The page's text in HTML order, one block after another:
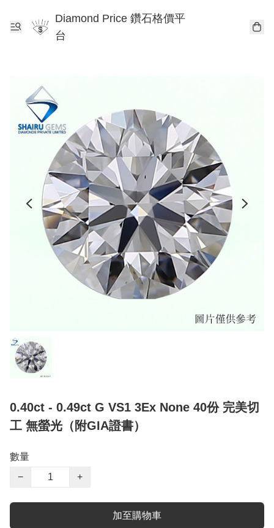
Diamond Price 鑽石格價平
台
0.40ct - 0.49ct G VS1 3Ex None 40份 完美切
工 無螢光（附GIA證書）
數量
−
+
加至購物車